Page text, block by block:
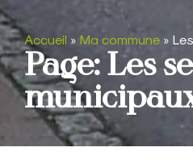
Accueil » Ma commune »
Page: Les